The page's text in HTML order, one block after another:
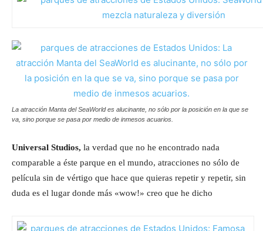
La atracción Manta del SeaWorld es alucinante, no sólo por la posición en la que se
va, sino porque se pasa por medio de inmesos acuarios.
Universal Studios, la verdad que no he encontrado nada
comparable a éste parque en el mundo, atracciones no sólo de
película sin de vértigo que hace que quieras repetir y repetir, sin
duda es el lugar donde más «wow!» creo que he dicho